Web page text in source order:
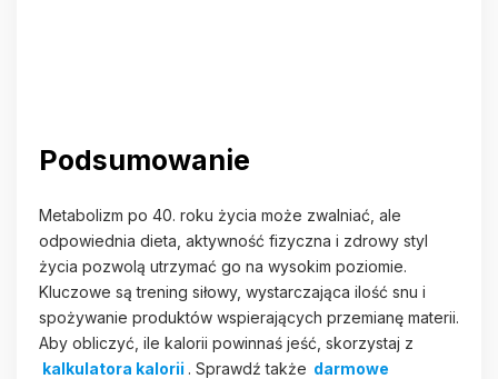
Podsumowanie
Metabolizm po 40. roku życia może zwalniać, ale
odpowiednia dieta, aktywność fizyczna i zdrowy styl
życia pozwolą utrzymać go na wysokim poziomie.
Kluczowe są trening siłowy, wystarczająca ilość snu i
spożywanie produktów wspierających przemianę materii.
Aby obliczyć, ile kalorii powinnaś jeść, skorzystaj z
kalkulatora kalorii . Sprawdź także darmowe